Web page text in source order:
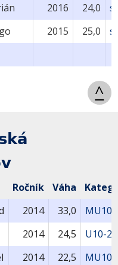
2016 24,0
2015 25,0
^
Ročník Váha
2014 33,0
MU10-
2014 24,5
U10-27
2014 22,5
MU10-